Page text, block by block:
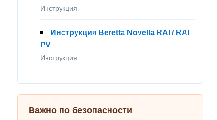
Инструкция
Инструкция Beretta Novella RAI / RAI
PV
Инструкция
Важно по безопасности